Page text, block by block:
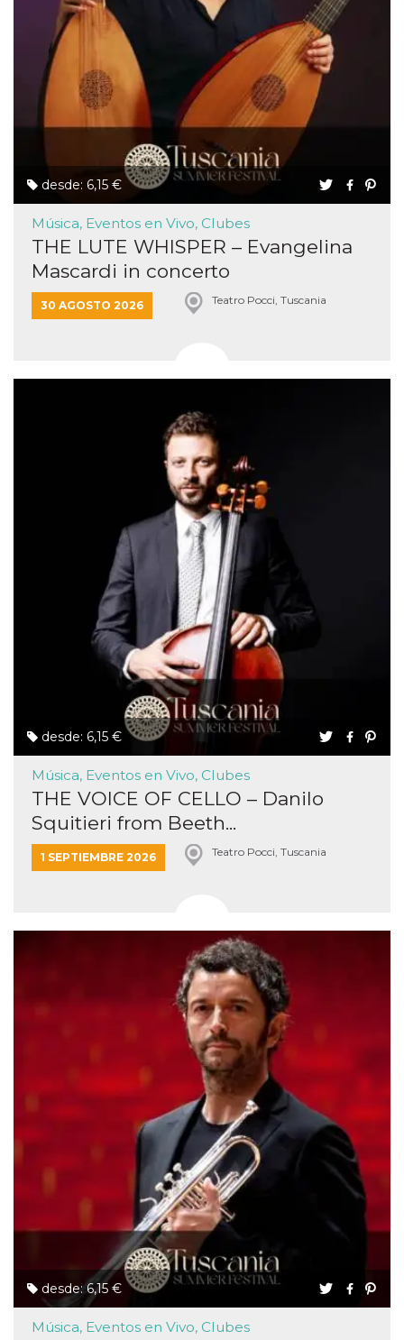
desde: 6,15 €
Música, Eventos en Vivo, Clubes
THE LUTE WHISPER – Evangelina
Mascardi in concerto
30 AGOSTO 2026 Teatro Pocci, Tuscania
desde: 6,15 €
Música, Eventos en Vivo, Clubes
THE VOICE OF CELLO – Danilo
Squitieri from Beeth...
1 SEPTIEMBRE 2026 Teatro Pocci, Tuscania
desde: 6,15 €
Música, Eventos en Vivo, Clubes